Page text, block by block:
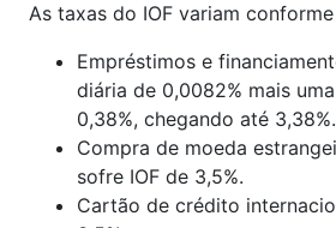
As taxas do IOF variam
Empréstimos e
diária de 0,0082% mais
0,38%, chegando até 3,38%.
Compra de moeda
sofre IOF de 3,5%.
Cartão de crédito